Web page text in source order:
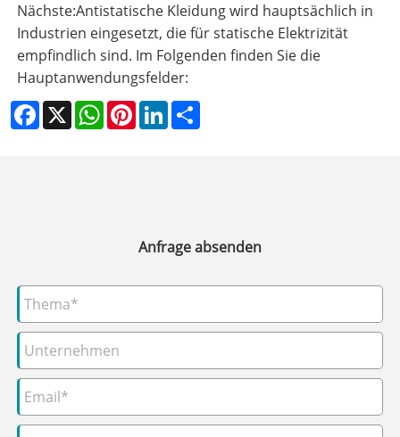
Nächste:Antistatische Kleidung wird hauptsächlich in
Industrien eingesetzt, die für statische Elektrizität
empfindlich sind. Im Folgenden finden Sie die
Hauptanwendungsfelder:
Facebook
X WhatsApp
PinterestLinkedIn
Anfrage absenden